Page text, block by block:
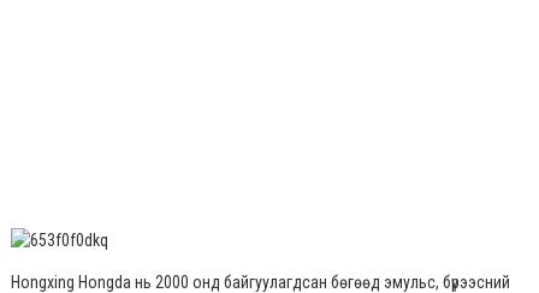
Hongxing Hongda нь 2000 онд байгуулагдсан бөгөөд эмульс, бүрээсний